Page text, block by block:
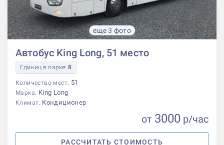
еще 3 фото
Автобус King Long, 51 место
Единиц в парке:8
Количество мест: 51
Марка: King Long
Климат: Кондиционер
от 3000 р/час
РАССЧИТАТЬ СТОИМОСТЬ